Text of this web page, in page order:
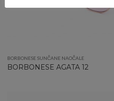
BORBONESE SUNČANE NAOČALE
BORBONESE AGATA 12